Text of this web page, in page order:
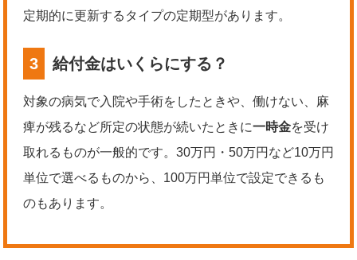
定期的に更新するタイプの定期型があります。
3 給付金はいくらにする？
対象の病気で入院や手術をしたときや、働けない、麻
痺が残るなど所定の状態が続いたときに一時金を受け
取れるものが一般的です。30万円・50万円など10万円
単位で選べるものから、100万円単位で設定できるも
のもあります。